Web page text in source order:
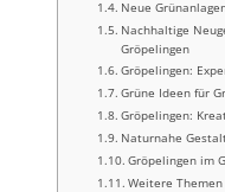
Neue
Nachhaltige
Gröpelingen
Gröpelingen:
Grüne Ideen für
Gröpelingen:
Naturnahe
Gröpelingen im
Weitere